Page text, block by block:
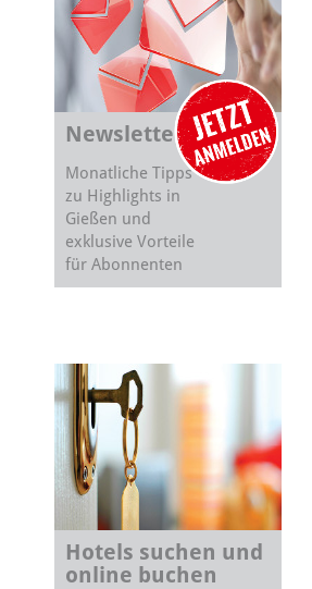
Newsletter
Monatliche Tipps
zu Highlights in
Gießen und
exklusive Vorteile
für Abonnenten
Hotels suchen und
online buchen